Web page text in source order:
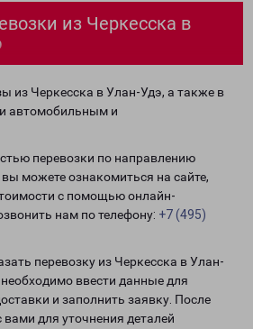
из Черкесска в
из Черкесска в Улан-Удэ, а также в
автомобильным и
перевозки по направлению
можете ознакомиться на сайте,
с помощью онлайн-
нам по телефону: +7 (495)
перевозку из Черкесска в Улан-
ввести данные для
и заполнить заявку. После
для уточнения деталей